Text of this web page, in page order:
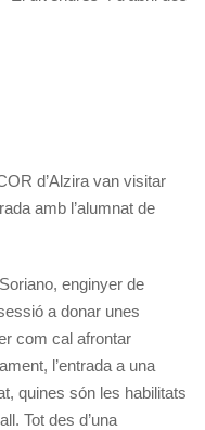
d’Alzira van visitar
amb l’alumnat de
enginyer de
a donar unes
com cal afrontar
l’entrada a una
quines són les habilitats
Tot des d’una